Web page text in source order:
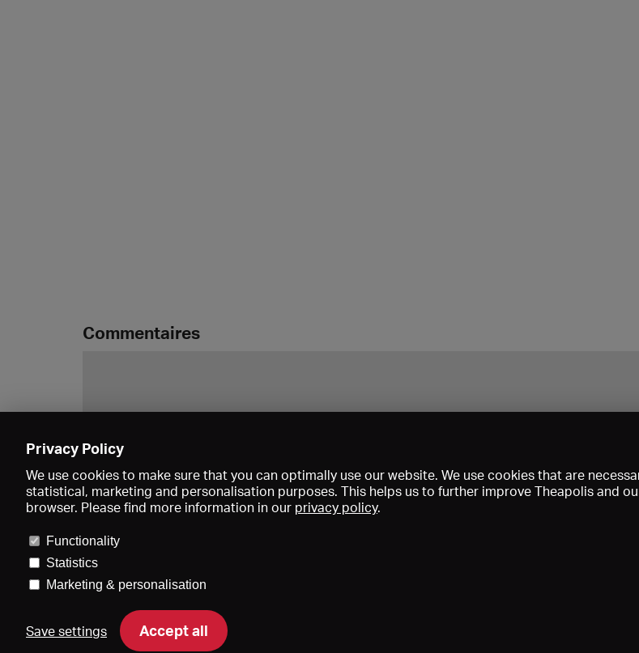
Commentaires
Privacy Policy
We use cookies to make sure that you can optimally use our website. We use cookies that are
statistical, marketing and personalisation purposes. This helps us to further improve Theapolis and
browser. Please find more information in our privacy policy.
Functionality
Statistics
Marketing & personalisation
Save settings Accept all